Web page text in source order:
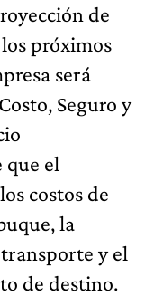
de
próximos
será
Seguro y
que el
costos de
la
y el
de destino.